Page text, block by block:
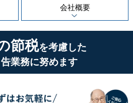
会社概要
節税を考慮した
業務に努めます